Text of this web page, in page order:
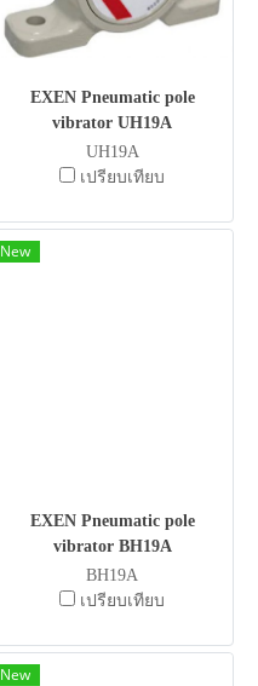
EXEN Pneumatic pole
vibrator UH19A
UH19A
เปรียบเทียบ
New
EXEN Pneumatic pole
vibrator BH19A
BH19A
เปรียบเทียบ
New